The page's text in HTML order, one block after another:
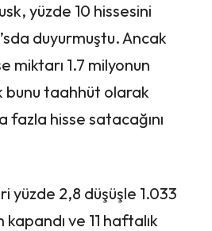
yüzde 10 hissesini
duyurmuştu. Ancak
miktarı 1.7 milyonun
bunu taahhüt olarak
hisse satacağını
yüzde 2,8 düşüşle 1.033
ve 11 haftalık